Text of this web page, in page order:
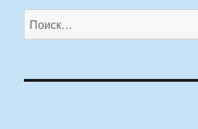
Искать: